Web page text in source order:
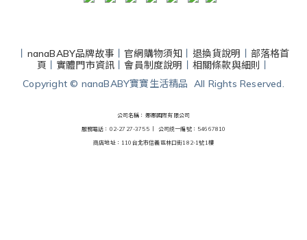
nanaBABY品牌故事 官網購物須知 退換貨說明
部落格首
頁
實體門市資訊 丨會員制度說明 相關條款與細則
Copyright © nanaBABY寶寶生活精品 All Rights Reserved.
公司名稱：娜娜國際有限公司
服務電話：02-2727-3755 丨 公司統一編號：54667810
商店地址：110台北市信義區林口街182-1號1樓